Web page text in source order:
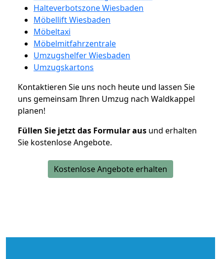
Halteverbotszone Wiesbaden
Möbellift Wiesbaden
Möbeltaxi
Möbelmitfahrzentrale
Umzugshelfer Wiesbaden
Umzugskartons
Kontaktieren Sie uns noch heute und lassen Sie
uns gemeinsam Ihren Umzug nach Waldkappel
planen!
Füllen Sie jetzt das Formular aus und erhalten
Sie kostenlose Angebote.
Kostenlose Angebote erhalten